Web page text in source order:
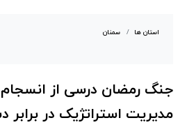
استان ها سمنان
جنگ رمضان درسی از
مدیریت استراتژیک در